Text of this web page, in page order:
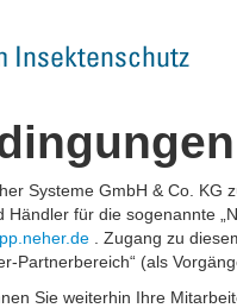
Systeme GmbH & Co.
für die sogenannte
. Zugang zu
Partnerbereich“ (als
Sie weiterhin Ihre